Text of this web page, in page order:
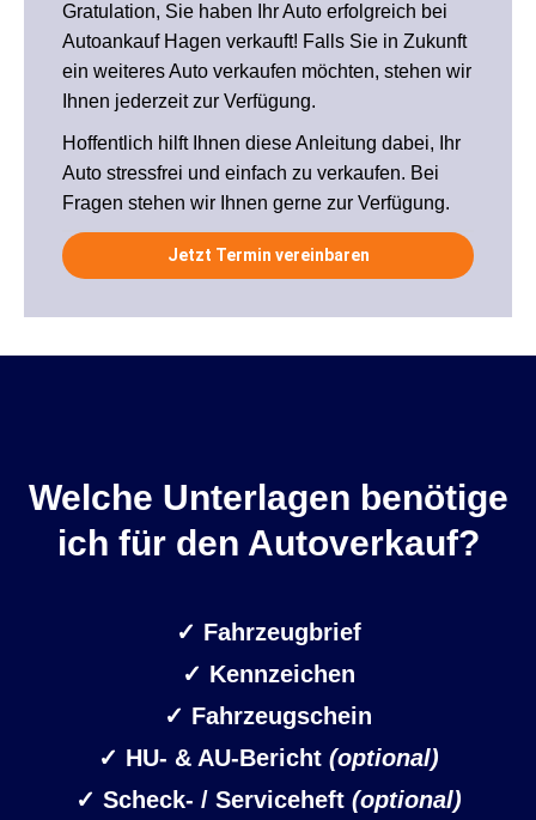
Gratulation, Sie haben Ihr Auto erfolgreich bei
Autoankauf Hagen verkauft! Falls Sie in Zukunft
ein weiteres Auto verkaufen möchten, stehen wir
Ihnen jederzeit zur Verfügung.
Hoffentlich hilft Ihnen diese Anleitung dabei, Ihr
Auto stressfrei und einfach zu verkaufen. Bei
Fragen stehen wir Ihnen gerne zur Verfügung.
Jetzt Termin vereinbaren
Welche Unterlagen benötige
ich für den Autoverkauf?
✓ Fahrzeugbrief
✓ Kennzeichen
✓ Fahrzeugschein
✓ HU- & AU-Bericht (optional)
✓ Scheck- / Serviceheft (optional)